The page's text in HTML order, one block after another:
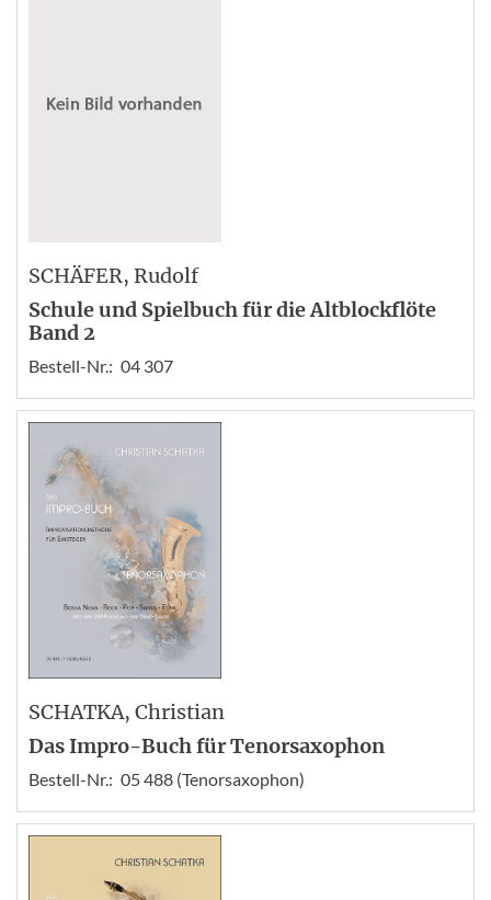
SCHÄFER, Rudolf
Schule und Spielbuch für die Altblockflöte
Band 2
Bestell-Nr.: 04 307
SCHATKA, Christian
Das Impro-Buch für Tenorsaxophon
Bestell-Nr.: 05 488 (Tenorsaxophon)